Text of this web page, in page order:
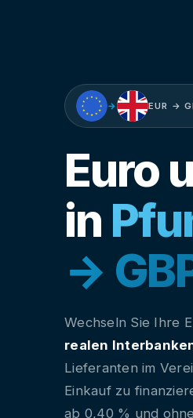
→ EUR →
Euro
in
→
Wechseln Sie Ihre
realen
Lieferanten im
Einkauf zu
ab 0,40 % und